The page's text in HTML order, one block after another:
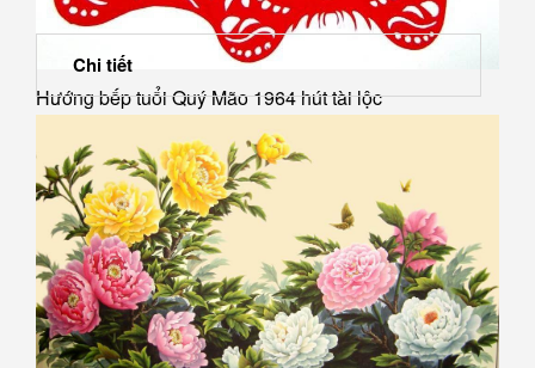
Hướng bếp tuổi Quý Mão 1964 hút tài lộc
Chi tiết